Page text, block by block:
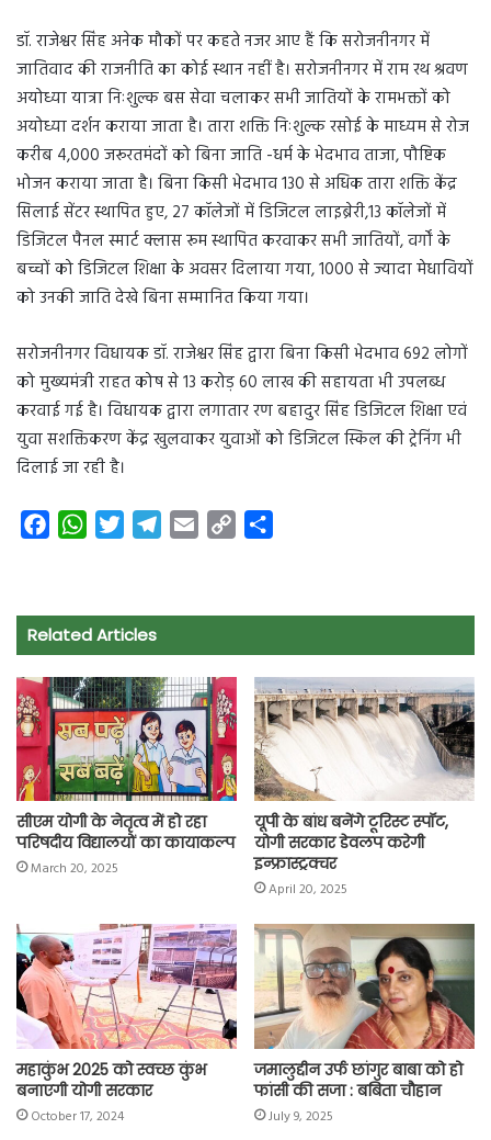
डॉ. राजेश्वर सिंह अनेक मौकों पर कहते नजर आए हैं कि सरोजनीनगर में
जातिवाद की राजनीति का कोई स्थान नहीं है। सरोजनीनगर में राम रथ श्रवण
अयोध्या यात्रा निःशुल्क बस सेवा चलाकर सभी जातियों के रामभक्तों को
अयोध्या दर्शन कराया जाता है। तारा शक्ति निःशुल्क रसोई के माध्यम से रोज
करीब 4,000 जरूरतमंदों को बिना जाति -धर्म के भेदभाव ताजा, पौष्टिक
भोजन कराया जाता है। बिना किसी भेदभाव 130 से अधिक तारा शक्ति केंद्र
सिलाई सेंटर स्थापित हुए, 27 कॉलेजों में डिजिटल लाइब्रेरी,13 कॉलेजों में
डिजिटल पैनल स्मार्ट क्लास रूम स्थापित करवाकर सभी जातियों, वर्गों के
बच्चों को डिजिटल शिक्षा के अवसर दिलाया गया, 1000 से ज्यादा मेधावियों
को उनकी जाति देखे बिना सम्मानित किया गया।
सरोजनीनगर विधायक डॉ. राजेश्वर सिंह द्वारा बिना किसी भेदभाव 692 लोगों
को मुख्यमंत्री राहत कोष से 13 करोड़ 60 लाख की सहायता भी उपलब्ध
करवाई गई है। विधायक द्वारा लगातार रण बहादुर सिंह डिजिटल शिक्षा एवं
युवा सशक्तिकरण केंद्र खुलवाकर युवाओं को डिजिटल स्किल की ट्रेनिंग भी
दिलाई जा रही है।
e
b
o
k
W
t
s
p
p
t
t
r
e
a
m
i
y
k
r
Related Articles
सीएम योगी के नेतृत्व में हो रहा
परिषदीय विद्यालयों का कायाकल्प
March 20, 2025
यूपी के बांध बनेंगे टूरिस्ट स्पॉट,
योगी सरकार डेवलप करेगी
इन्फ्रास्ट्रक्चर
April 20, 2025
महाकुंभ 2025 को स्वच्छ कुंभ
बनाएगी योगी सरकार
October 17, 2024
जमालुद्दीन उर्फ छांगुर बाबा को हो
फांसी की सजा : बबिता चौहान
July 9, 2025